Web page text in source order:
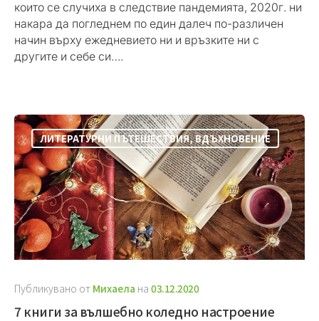
които се случиха в следствие пандемията, 2020г. ни
накара да погледнем по един далеч по-различен
начин върху ежедневието ни и връзките ни с
другите и себе си….
ЛИТЕРАТУРНИ ПЪТЕШЕСТВИЯ,ВДЪХНОВЕНИЕ
Публикувано от Михаела на 03.12.2020
7 книги за вълшебно коледно настроение